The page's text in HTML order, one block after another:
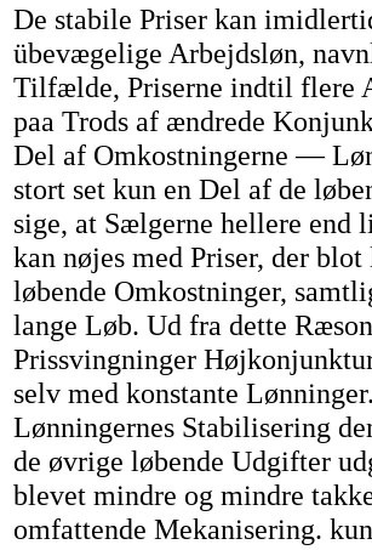
De stabile Priser kan
übevægelige Arbejdsløn,
Tilfælde, Priserne indtil flere
paa Trods af ændrede
Del af Omkostningerne —
stort set kun en Del af de
sige, at Sælgerne hellere end
kan nøjes med Priser, der
løbende Omkostninger,
lange Løb. Ud fra dette
Prissvingninger
selv med konstante
Lønningernes Stabilisering
de øvrige løbende Udgifter
blevet mindre og mindre
omfattende Mekanisering.